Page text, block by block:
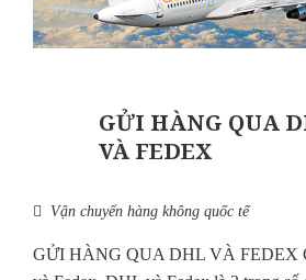
GỬI HÀNG QUA
VÀ FEDEX
Vận chuyển hàng không quốc tế
GỬI HÀNG QUA DHL VÀ FEDEX